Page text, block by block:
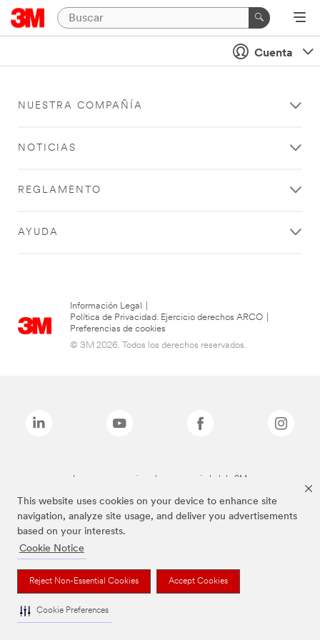
This website uses cookies on your device to enhance site
navigation, analyze site usage, and deliver you advertisements
based on your interests.
Cookie Notice
Reject Non-Essential Cookies Accept Cookies
Cookie Preferences
Cuenta
NUESTRA COMPAÑÍA
NOTICIAS
REGLAMENTO
AYUDA
Información Legal
Política de Privacidad. Ejercicio derechos ARCO
Preferencias de cookies
© 3M 2026. Todos los derechos reservados.
Las marcas mencionadas son propiedad de 3M